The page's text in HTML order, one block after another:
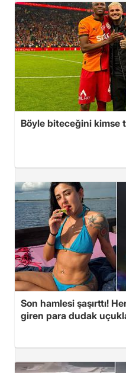
Böyle biteceğini kimse
Son hamlesi şaşırttı!
giren para dudak